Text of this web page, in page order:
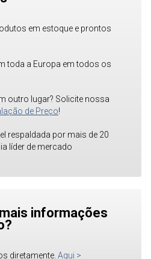
em estoque e prontos
toda a Europa em todos os
outro lugar? Solicite nossa
de Preço!
respaldada por mais de 20
líder de mercado
informações
diretamente. Aqui >